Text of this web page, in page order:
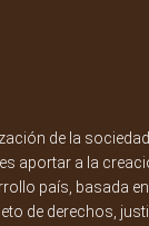
de la
aportar a la
país, basada
de derechos,